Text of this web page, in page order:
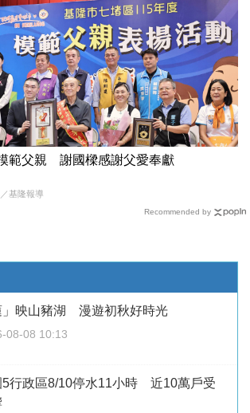
範父親 謝國樑感謝父愛奉獻
基隆報導
Recommended by
」映山豬湖 漫遊初秋好時光
08-08 10:13
5行政區8/10停水11小時 近10萬戶受